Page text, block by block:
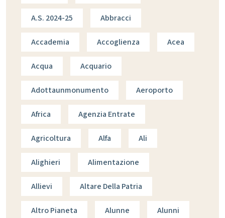
A.s. 2024-25 Abbracci
Accademia Accoglienza Acea
Acqua Acquario
Adottaunmonumento Aeroporto
Africa Agenzia Entrate
Agricoltura Alfa Ali
Alighieri Alimentazione
Allievi Altare Della Patria
Altro Pianeta Alunne Alunni